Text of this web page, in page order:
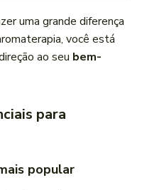
uma grande diferença
você está
ao seu bem-
para
popular